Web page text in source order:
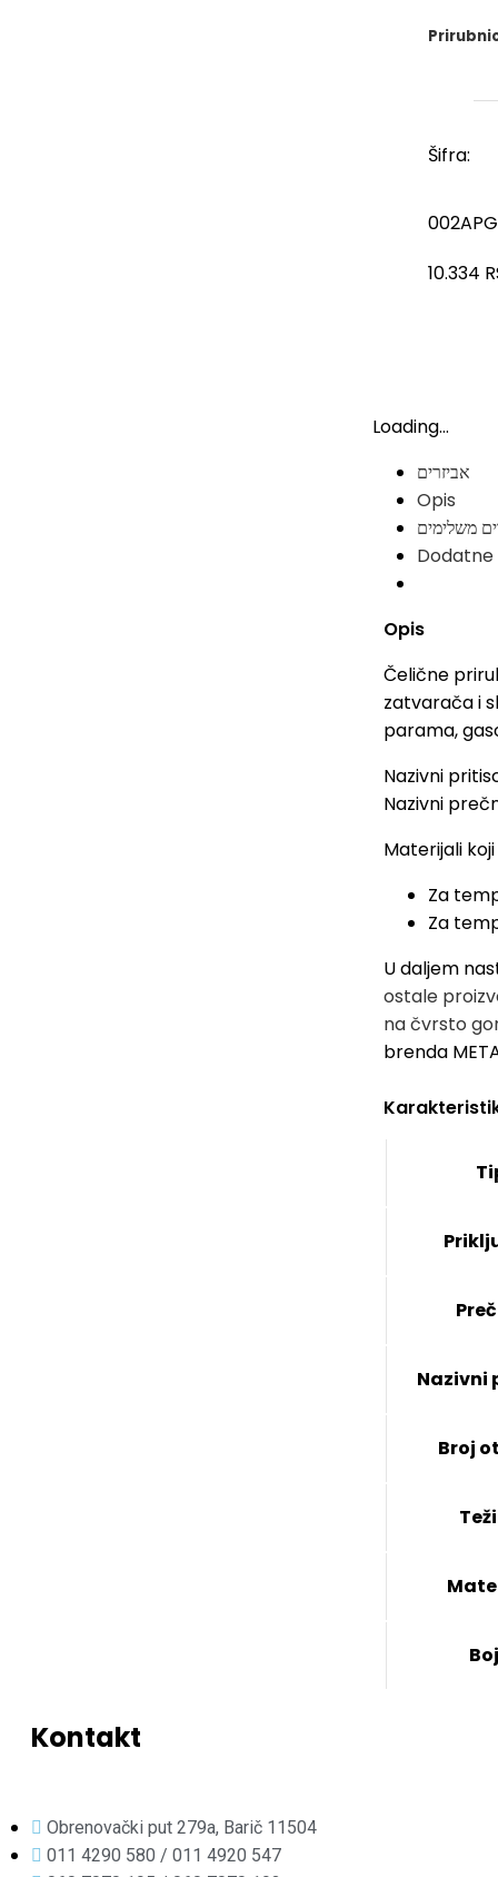
Šifra:
10.334
Loading...
אביזרים
Opis
משלימים
Opis
Čelične
zatvarača i
parama,
Nazivni
Nazivni
Materijali
Za
Za
U daljem
ostale
na čvrsto
brenda
Nazivni
Broj
Kontakt
Obrenovački put 279a, Barič 11504
011 4290 580 / 011 4920 547